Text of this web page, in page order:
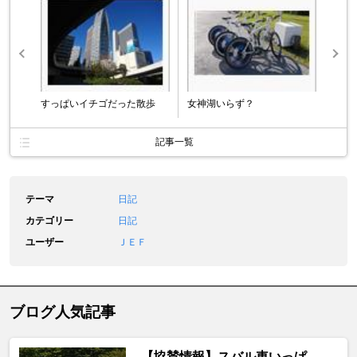
すっぱいイチゴだった散歩 女神湖いらず？
記事一覧
テーマ
日記
カテゴリー
日記
ユーザー
ＪＥＦ
ブログ人気記事